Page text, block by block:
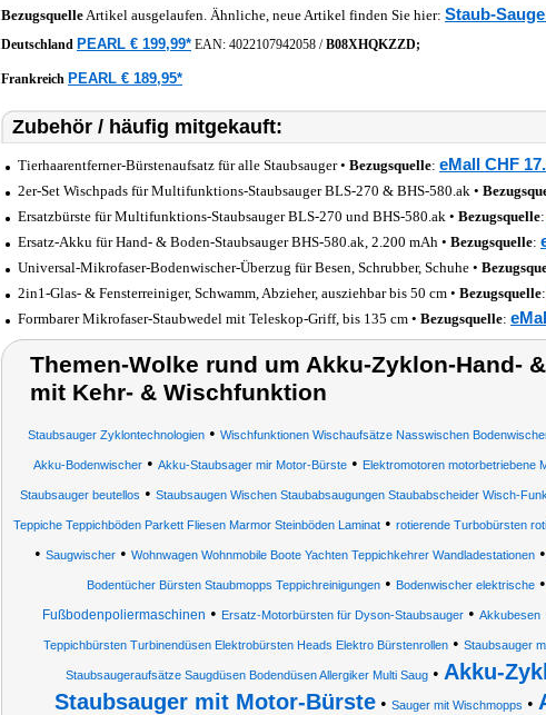
BezugsquelleArtikel ausgelaufen. Ähnliche, neue Artikel finden Sie hier: Staub-
Deutschland PEARL € 199,99* EAN: 4022107942058 /B08XHQKZZD;
Frankreich PEARL € 189,95*
Zubehör / häufig mitgekauft:
Tierhaarentferner-Bürstenaufsatz für alle Staubsauger • Bezugsquelle: eMall CHF
2er-Set Wischpads für Multifunktions-Staubsauger BLS-270 & BHS-580.ak •
Ersatzbürste für Multifunktions-Staubsauger BLS-270 und BHS-580.ak • Bezugsquelle:
Ersatz-Akku für Hand- & Boden-Staubsauger BHS-580.ak, 2.200 mAh • Bezugsquelle:
Universal-Mikrofaser-Bodenwischer-Überzug für Besen, Schrubber, Schuhe •
2in1-Glas- & Fensterreiniger, Schwamm, Abzieher, ausziehbar bis 50 cm • Bezugsquelle:
Formbarer Mikrofaser-Staubwedel mit Teleskop-Griff, bis 135 cm • Bezugsquelle:
Themen-Wolke rund um Akku-Zyklon-Hand-
mit Kehr- & Wischfunktion
Staubsauger Zyklontechnologien• Wischfunktionen Wischaufsätze Nasswischen
Akku-Bodenwischer • Akku-Staubsager mir Motor-Bürste • Elektromotoren motorbetriebene
Staubsauger beutellos • Staubsaugen Wischen Staubabsaugungen Staubabscheider Wisch-
Teppiche Teppichböden Parkett Fliesen Marmor Steinböden Laminat • rotierende Turbobürsten
• Saugwischer • Wohnwagen Wohnmobile Boote Yachten Teppichkehrer Wandladestationen •
Bodentücher Bürsten Staubmopps Teppichreinigungen • Bodenwischer elektrische •
Fußbodenpoliermaschinen • Ersatz-Motorbürsten für Dyson-Staubsauger• Akkubesen
Teppichbürsten Turbinendüsen Elektrobürsten Heads Elektro Bürstenrollen• Staubsauger
Staubsaugeraufsätze Saugdüsen Bodendüsen Allergiker Multi Saug • Akku-
Staubsauger mit Motor-Bürste• Sauger mit Wischmopps •